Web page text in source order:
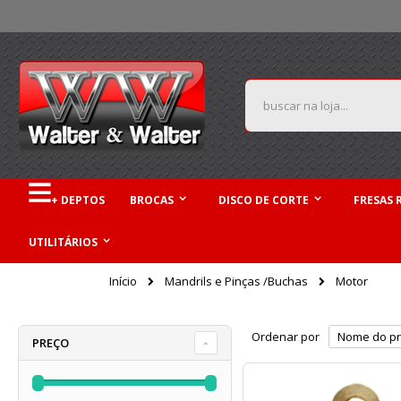
para
o
conteúdo
Pesquisa
+ DEPTOS BROCAS DISCO DE CORTE FRESAS
UTILITÁRIOS
Início Mandrils e Pinças /Buchas Motor
Ordenar por
PREÇO